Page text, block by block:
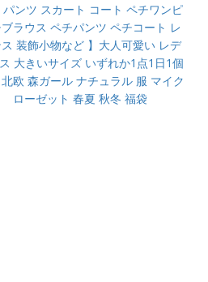
パンツ スカート コート ペチワンピ
ラウス ペチパンツ ペチコート レ
装飾小物など 】大人可愛い レデ
大きいサイズ いずれか1点1日1個
欧 森ガール ナチュラル 服 マイク
ローゼット 春夏 秋冬 福袋